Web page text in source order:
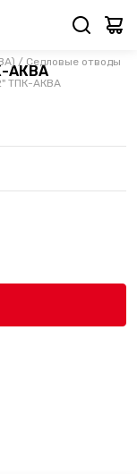
/ Седловые отводы
ТПК-АКВА
АКВА